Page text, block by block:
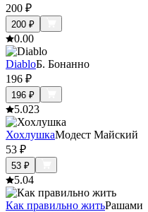
200 ₽
200 ₽
0.00
DiabloБ. Бонанно
196 ₽
196 ₽
5.023
ХохлушкаМодест Майский
53 ₽
53 ₽
5.04
Как правильно житьРашами